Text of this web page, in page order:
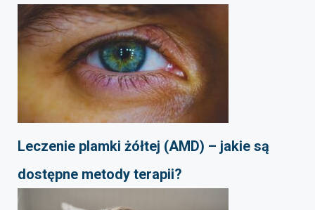
Leczenie plamki żółtej (AMD) – jakie są
dostępne metody terapii?